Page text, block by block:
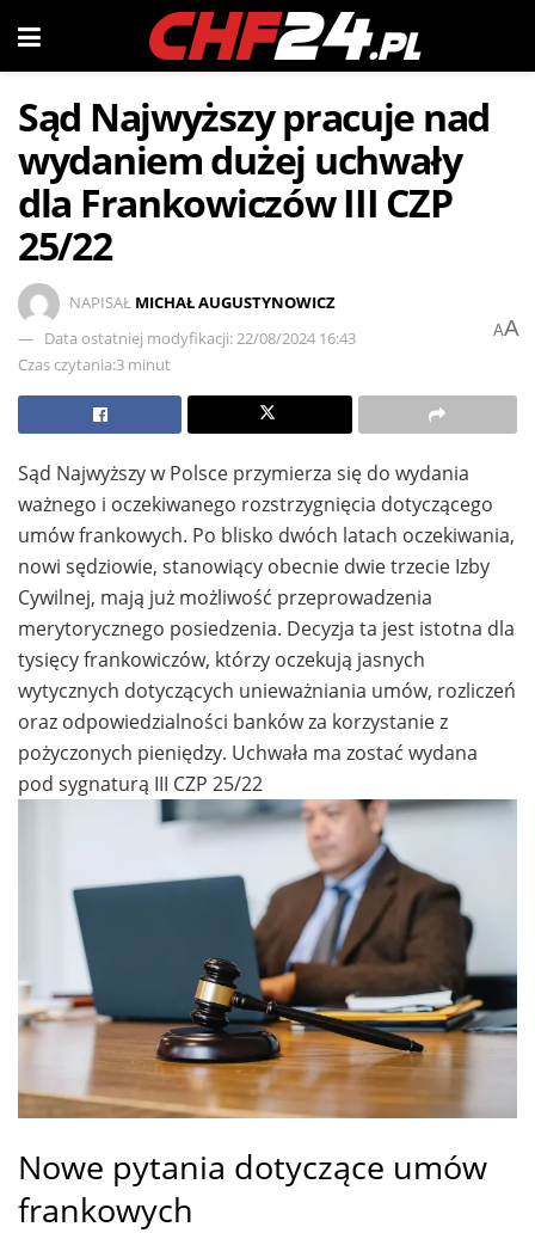
Sąd Najwyższy pracuje nad
wydaniem dużej uchwały
dla Frankowiczów III CZP
25/22
NAPISAŁ MICHAŁ AUGUSTYNOWICZ
Data ostatniej modyfikacji: 22/08/2024 16:43
Czas czytania:3 minut
AA
Sąd Najwyższy w Polsce przymierza się do wydania
ważnego i oczekiwanego rozstrzygnięcia dotyczącego
umów frankowych. Po blisko dwóch latach oczekiwania,
nowi sędziowie, stanowiący obecnie dwie trzecie Izby
Cywilnej, mają już możliwość przeprowadzenia
merytorycznego posiedzenia. Decyzja ta jest istotna dla
tysięcy frankowiczów, którzy oczekują jasnych
wytycznych dotyczących unieważniania umów, rozliczeń
oraz odpowiedzialności banków za korzystanie z
pożyczonych pieniędzy. Uchwała ma zostać wydana
pod sygnaturą III CZP 25/22
Nowe pytania dotyczące umów
frankowych